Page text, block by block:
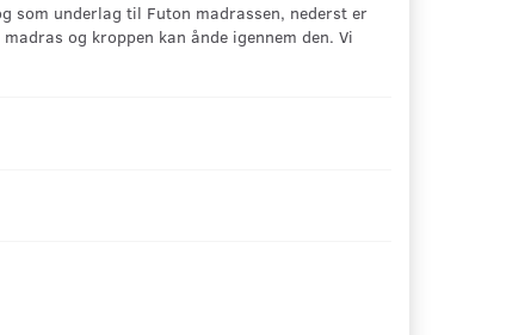
som underlag til Futon madrassen, nederst er
og kroppen kan ånde igennem den. Vi